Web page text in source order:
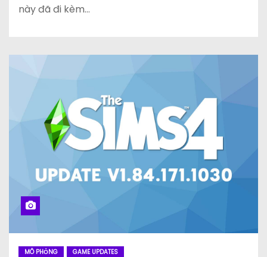
này đã đi kèm…
MÔ PHỎNG GAME UPDATES